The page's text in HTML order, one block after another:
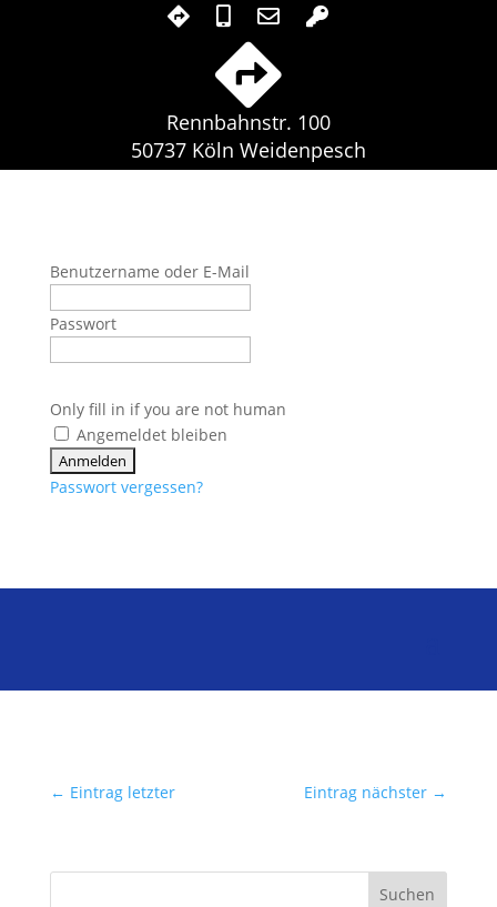
Rennbahnstr. 100
50737 Köln Weidenpesch
Benutzername oder E-Mail
Passwort
Only fill in if you are not human
Angemeldet bleiben
Passwort vergessen?
← Eintrag letzter Eintrag nächster →